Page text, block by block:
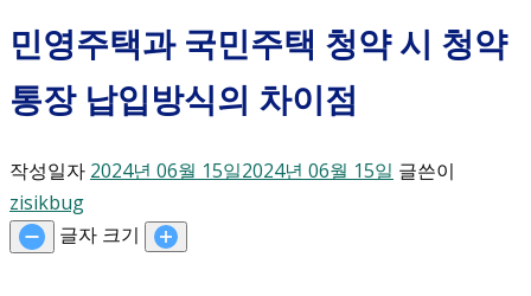
민영주택과 국민주택 청약 시 청약
통장 납입방식의 차이점
작성일자 2024년 06월 15일2024년 06월 15일 글쓴이
zisikbug
글자 크기